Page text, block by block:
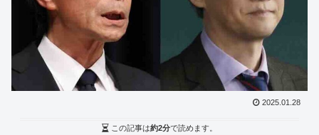
2025.01.28
この記事は約2分で読めます。